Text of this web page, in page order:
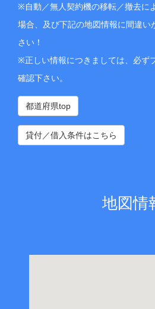
※自動／無人契約機の移転／撤去に
場合、及び下記の地図情報に間違い
さい！
※正しい情報につきましては、必ず
確認下さい。
都道府県top
貸付／借入条件はこちら
地図情